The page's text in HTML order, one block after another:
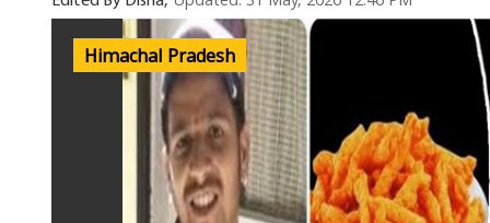
Himachal Pradesh